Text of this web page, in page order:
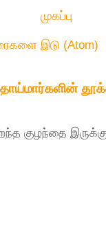
முகப்பு
இடு (Atom)
தாய்மார்களின்
குழந்தை